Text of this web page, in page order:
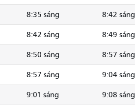
8:35 sáng 8:42 sáng
8:42 sáng 8:49 sáng
8:50 sáng 8:57 sáng
8:57 sáng 9:04 sáng
9:01 sáng 9:08 sáng